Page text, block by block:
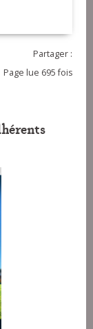
Partager :
Page lue 695 fois